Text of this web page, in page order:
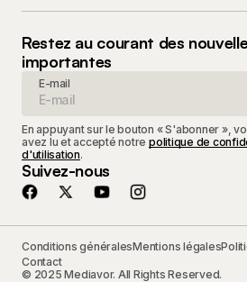
Restez au courant des
importantes
E-mail
En appuyant sur le bouton « S'abonner »,
avez lu et accepté notre politique de
d'utilisation.
Suivez-nous
Conditions généralesMentions légales
Contact
© 2025 Mediavor. All Rights Reserved.